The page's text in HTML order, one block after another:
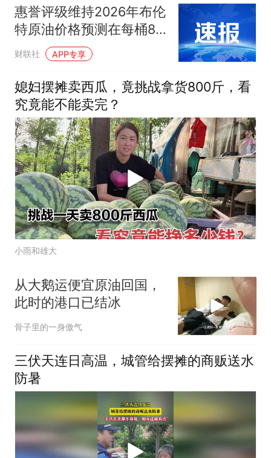
惠誉评级维持2026年布伦
特原油价格预测在每桶87
美元不变
财联社 APP专享
媳妇摆摊卖西瓜，竟挑战拿货800斤，看
究竟能不能卖完？
小雨和雄大
从大鹅运便宜原油回国，
此时的港口已结冰
骨子里的一身傲气
三伏天连日高温，城管给摆摊的商贩送水
防暑